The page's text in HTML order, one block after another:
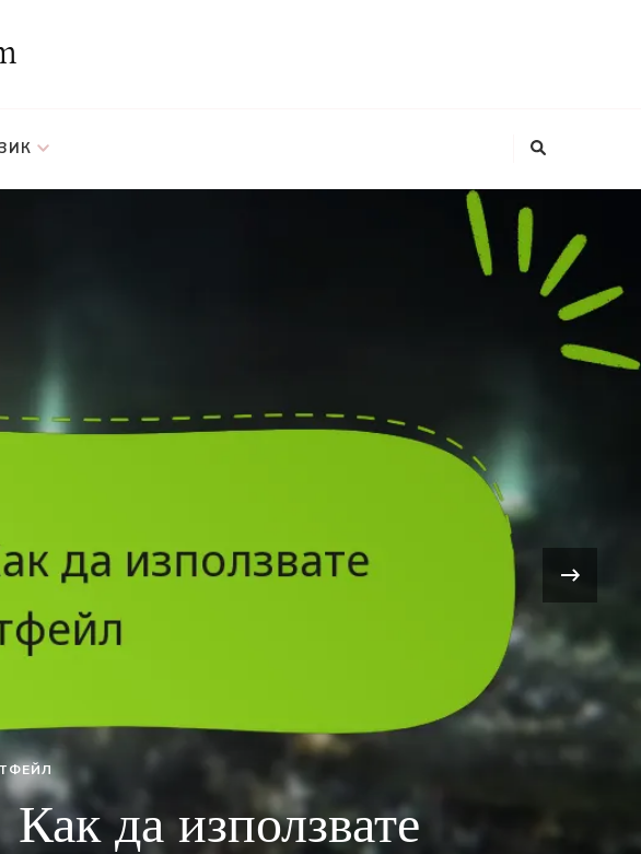
КОД ЗА ОСРЕБРЯВАНЕ НА ПОРТФЕЙЛ
VII Remake: Стъпки